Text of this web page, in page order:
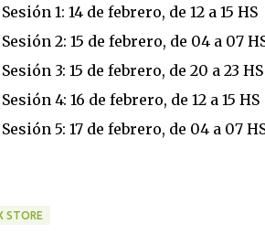
Sesión 1: 14 de febrero, de 12 a 15 HS
Sesión 2: 15 de febrero, de 04 a 07
Sesión 3: 15 de febrero, de 20 a 23 HS
Sesión 4: 16 de febrero, de 12 a 15 HS
Sesión 5: 17 de febrero, de 04 a 07
STORE